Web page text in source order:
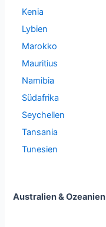
Kenia
Lybien
Marokko
Mauritius
Namibia
Südafrika
Seychellen
Tansania
Tunesien
Australien & Ozeanien